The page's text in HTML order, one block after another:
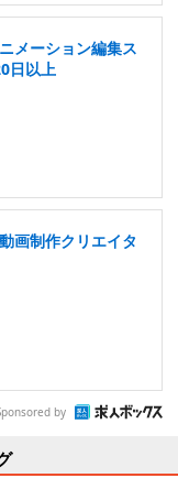
メーション編集ス
日以上
画制作クリエイタ
by